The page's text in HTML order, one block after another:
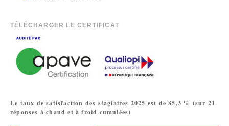
TÉLÉCHARGER LE CERTIFICAT
Le taux de satisfaction des stagiaires 2025 est de 85,3 % (sur 21
réponses à chaud et à froid cumulées)